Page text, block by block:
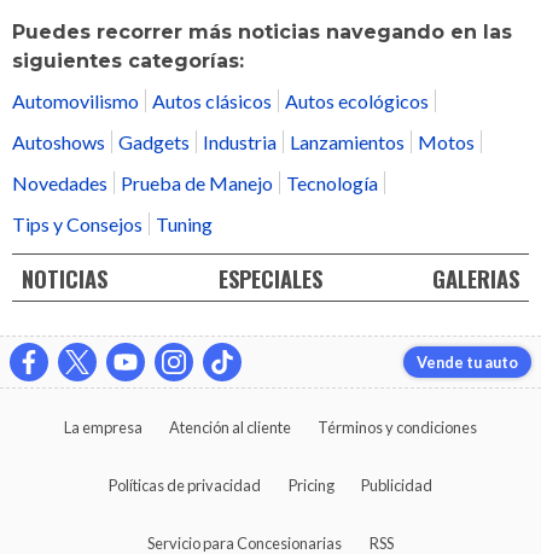
Puedes recorrer más noticias navegando en las
siguientes categorías:
Automovilismo Autos clásicos
Autos ecológicos
Autoshows
Gadgets Industria Lanzamientos
Motos
Novedades
Prueba de Manejo
Tecnología
Tips y Consejos
Tuning
NOTICIAS ESPECIALES GALERIAS
Vende tu auto
La empresa Atención al cliente Términos y condiciones
Políticas de privacidad Pricing Publicidad
Servicio para Concesionarias RSS